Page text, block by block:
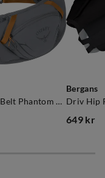
Duro Dyna Belt Phantom Grey/Toffee Orange
Bergans
649 kr